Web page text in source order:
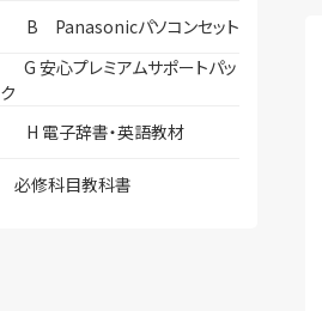
B Panasonicパソコンセット
G 安心プレミアムサポートパッ
ク
H 電子辞書・英語教材
必修科目教科書